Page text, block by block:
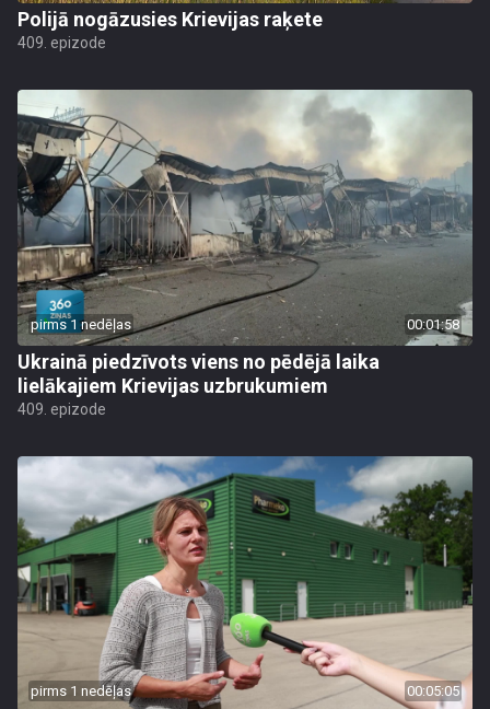
Polijā nogāzusies Krievijas raķete
409. epizode
pirms 1 nedēļas 00:01:58
Ukrainā piedzīvots viens no pēdējā laika
lielākajiem Krievijas uzbrukumiem
409. epizode
pirms 1 nedēļas 00:05:05